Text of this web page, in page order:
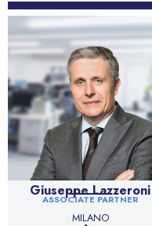
Giuseppe Lazzeroni
ASSOCIATE PARTNER
MILANO